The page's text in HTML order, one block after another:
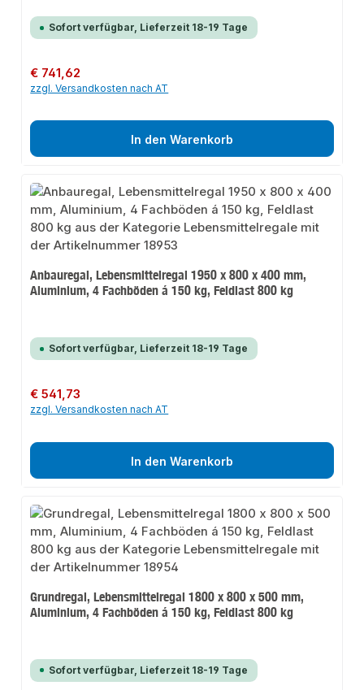
Sofort verfügbar, Lieferzeit 18-19 Tage
Regulärer Preis:
€ 741,62
zzgl. Versandkosten nach AT
In den Warenkorb
Anbauregal, Lebensmittelregal 1950 x 800 x 400 mm,
Aluminium, 4 Fachböden á 150 kg, Feldlast 800 kg
Sofort verfügbar, Lieferzeit 18-19 Tage
Regulärer Preis:
€ 541,73
zzgl. Versandkosten nach AT
In den Warenkorb
Grundregal, Lebensmittelregal 1800 x 800 x 500 mm,
Aluminium, 4 Fachböden á 150 kg, Feldlast 800 kg
Sofort verfügbar, Lieferzeit 18-19 Tage